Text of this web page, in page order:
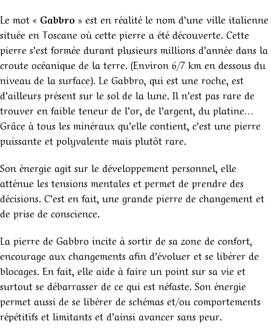
Le mot « Gabbro » est en réalité le nom d’une ville italienne
située en Toscane où cette pierre a été découverte. Cette
pierre s’est formée durant plusieurs millions d’année dans la
croute océanique de la terre. (Environ 6/7 km en dessous du
niveau de la surface). Le Gabbro, qui est une roche, est
d’ailleurs présent sur le sol de la lune. Il n’est pas rare de
trouver en faible teneur de l’or, de l’argent, du platine…
Grâce à tous les minéraux qu’elle contient, c’est une pierre
puissante et polyvalente mais plutôt rare.
Son énergie agit sur le développement personnel, elle
atténue les tensions mentales et permet de prendre des
décisions. C’est en fait, une grande pierre de changement et
de prise de conscience.
La pierre de Gabbro incite à sortir de sa zone de confort,
encourage aux changements afin d’évoluer et se libérer de
blocages. En fait, elle aide à faire un point sur sa vie et
surtout se débarrasser de ce qui est néfaste. Son énergie
permet aussi de se libérer de schémas et/ou comportements
répétitifs et limitants et d’ainsi avancer sans peur.